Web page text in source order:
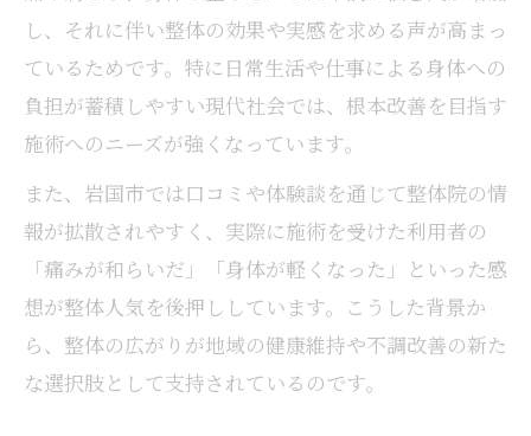
肩こりや腰痛に整体が選ばれる理由とは
整体施術で実感できる身体の変化と効果
整体で得られる日常の体調管理メリット
整体で自然治癒力が高まる施術の特徴
自然治癒力を引き出す整体の技法に注目
整体で免疫アップ岩国市の体験談紹介
整体施術が健康維持に役立つ理由とは
し、それに伴い整体の効果や実感を求める声が高まっ
ているためです。特に日常生活や仕事による身体への
負担が蓄積しやすい現代社会では、根本改善を目指す
施術へのニーズが強くなっています。
また、岩国市では口コミや体験談を通じて整体院の情
報が拡散されやすく、実際に施術を受けた利用者の
「痛みが和らいだ」「身体が軽くなった」といった感
想が整体人気を後押ししています。こうした背景か
ら、整体の広がりが地域の健康維持や不調改善の新た
な選択肢として支持されているのです。